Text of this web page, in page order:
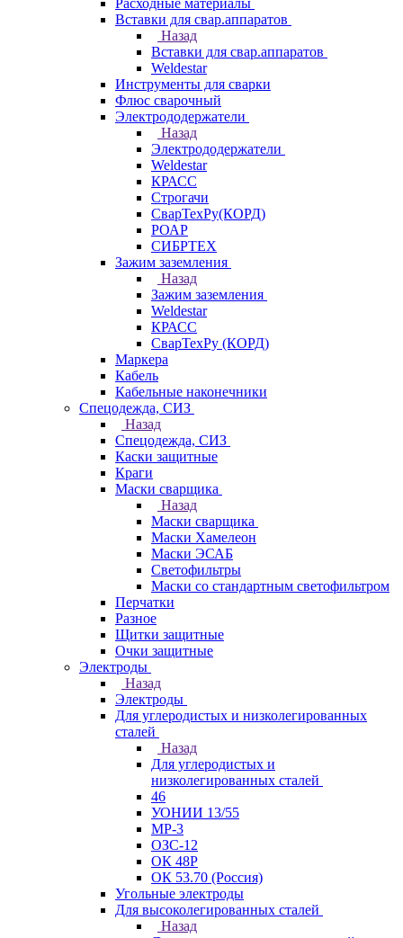
Расходные материалы
Вставки для свар.аппаратов
Назад
Вставки для свар.аппаратов
Weldestar
Инструменты для сварки
Флюс сварочный
Электрододержатели
Назад
Электрододержатели
Weldestar
КРАСС
Строгачи
СварТехРу(КОРД)
РОАР
СИБРТЕХ
Зажим заземления
Назад
Зажим заземления
Weldestar
КРАСС
СварТехРу (КОРД)
Маркера
Кабель
Кабельные наконечники
Спецодежда, СИЗ
Назад
Спецодежда, СИЗ
Каски защитные
Краги
Маски сварщика
Назад
Маски сварщика
Маски Хамелеон
Маски ЭСАБ
Светофильтры
Маски со стандартным светофильтром
Перчатки
Разное
Щитки защитные
Очки защитные
Электроды
Назад
Электроды
Для углеродистых и низколегированных
сталей
Назад
Для углеродистых и
низколегированных сталей
46
УОНИИ 13/55
МР-3
ОЗС-12
ОК 48Р
ОК 53.70 (Россия)
Угольные электроды
Для высоколегированных сталей
Назад